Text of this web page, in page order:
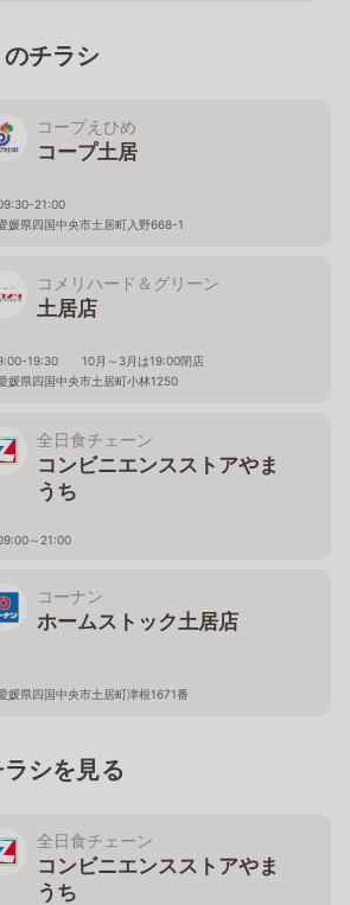
チラシ
コープえひめ
コープ土居
21:00
媛県四国中央市土居町入野668-1
コメリハード＆グリーン
土居店
19:30 10月～3月は19:00閉店
媛県四国中央市土居町小林1250
全日食チェーン
コンビニエンスストアやま
うち
～21:00
コーナン
ホームストック土居店
媛県四国中央市土居町津根1671番
シを見る
全日食チェーン
コンビニエンスストアやま
うち